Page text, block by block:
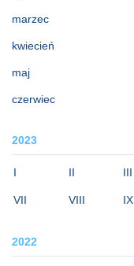
marzec
kwiecień
maj
czerwiec
2023
I II III
VII VIII IX
2022